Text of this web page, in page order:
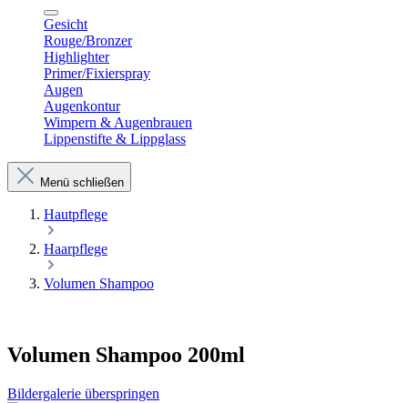
Gesicht
Rouge/Bronzer
Highlighter
Primer/Fixierspray
Augen
Augenkontur
Wimpern & Augenbrauen
Lippenstifte & Lippglass
Menü schließen
Hautpflege
Haarpflege
Volumen Shampoo
Volumen Shampoo 200ml
Bildergalerie überspringen